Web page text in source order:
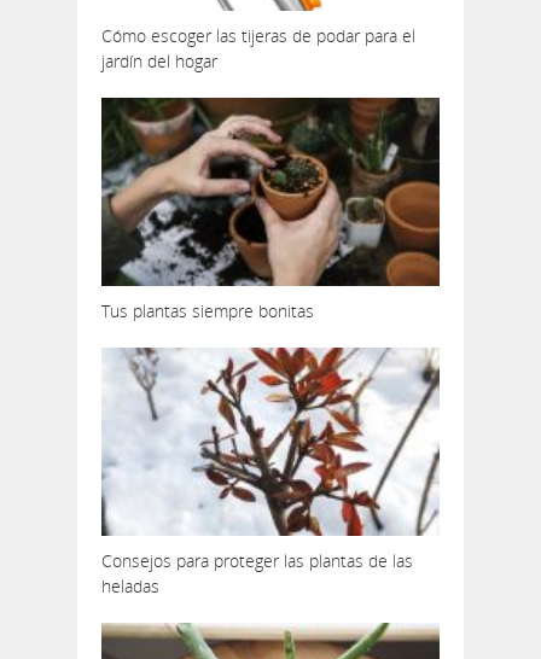
Cómo escoger las tijeras de podar para el
jardín del hogar
Tus plantas siempre bonitas
Consejos para proteger las plantas de las
heladas